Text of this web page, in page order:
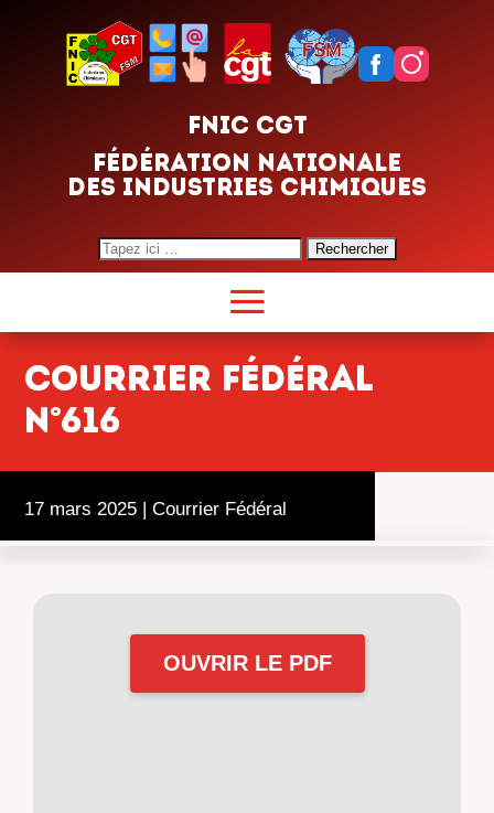
FNIC CGT
FÉDÉRATION NATIONALE
DES INDUSTRIES CHIMIQUES
Search
for:
Courrier fédéral
n°616
17 mars 2025 | Courrier Fédéral
OUVRIR LE PDF